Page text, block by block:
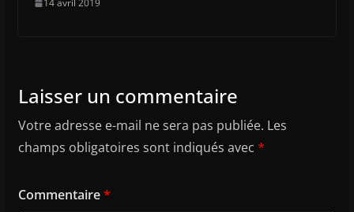
14 avril 2019
Laisser un commentaire
Votre adresse e-mail ne sera pas publiée. Les
champs obligatoires sont indiqués avec *
Commentaire*